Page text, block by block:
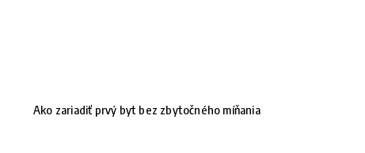
Ako zariadiť prvý byt bez zbytočného míňania